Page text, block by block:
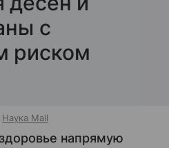
с
риском
Наука Mail
напрямую